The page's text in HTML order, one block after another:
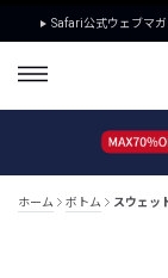
Safari公式ウェブマガ
ホーム ボトム スウェッ